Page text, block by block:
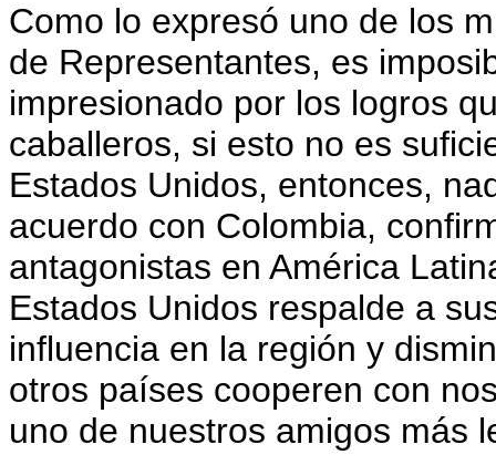
Como lo expresó uno de los
de Representantes, es
impresionado por los logros
caballeros, si esto no es
Estados Unidos, entonces,
acuerdo con Colombia,
antagonistas en América
Estados Unidos respalde a
influencia en la región y
otros países cooperen con
uno de nuestros amigos más